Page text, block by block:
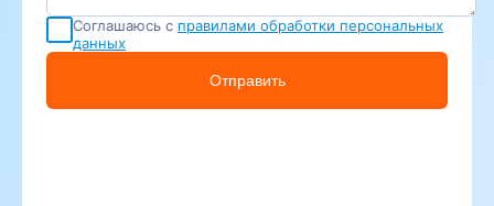
Соглашаюсь с правилами обработки персональных
данных
Отправить